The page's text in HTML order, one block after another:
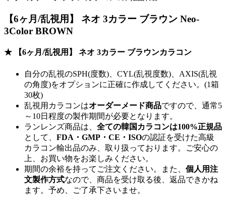
【6ヶ月/乱視用】 ネオ 3カラー ブラウン Neo-
3Color BROWN
★ 【6ヶ月/乱視用】 ネオ 3カラー ブラウンカラコン
自分の乱視のSPH(度数)、CYL(乱視度数)、AXIS(乱視
の角度)をオプションに正確に作成してください。(1箱
30枚)
乱視用カラコンはオーダーメード商品ですので、 通常5
～10日程度の製作期間が必要となります。
ランレンズ商品は、 全ての韓国カラコンは100%正規品
として、 FDA・GMP・CE・ISOの認証を受けた高級
カラコン輸出品のみ、取り扱っております。ご安心の
上、お買い物をお楽しみください。
期間の余裕を持ってご注文ください。また、 個人用注
文製作方式なので、商品を受け取る後、返品できかね
ます。予め、ご了承下さいませ。